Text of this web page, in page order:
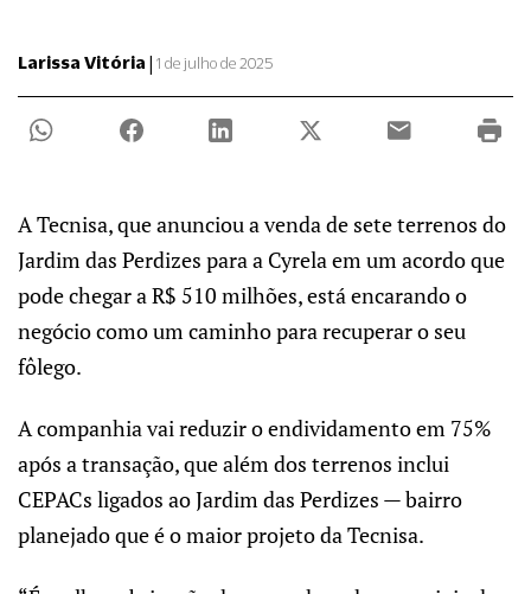
Larissa Vitória | 1 de julho de 2025
A Tecnisa, que anunciou a venda de sete terrenos do
Jardim das Perdizes para a Cyrela em um acordo que
pode chegar a R$ 510 milhões, está encarando o
negócio como um caminho para recuperar o seu
fôlego.
A companhia vai reduzir o endividamento em 75%
após a transação, que além dos terrenos inclui
CEPACs ligados ao Jardim das Perdizes — bairro
planejado que é o maior projeto da Tecnisa.